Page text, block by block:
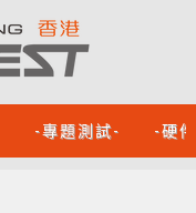
-專題測試- -硬